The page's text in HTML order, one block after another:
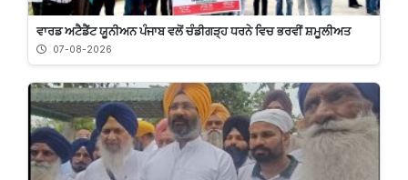
ਵਾਰਡ ਅਟੈਡੈਂਟ ਯੂਨੀਅਨ ਪੰਜਾਬ ਵਲੋਂ ਚੰਡੀਗੜ੍ਹ ਧਰਨੇ ਵਿਚ ਭਰਵੀਂ ਸ਼ਮੂਲੀਅਤ
07-08-2026